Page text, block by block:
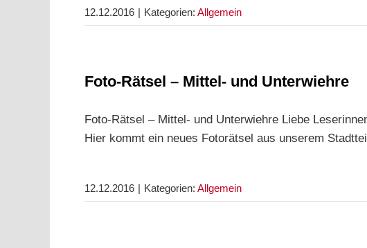
12.12.2016 | Kategorien: Allgemein
Foto-Rätsel – Mittel- und Unterwiehre
Foto-Rätsel – Mittel- und Unterwiehre Liebe
Hier kommt ein neues Fotorätsel aus unserem
12.12.2016 | Kategorien: Allgemein